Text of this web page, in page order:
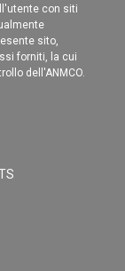
con siti
sito,
forniti, la cui
dell'ANMCO.